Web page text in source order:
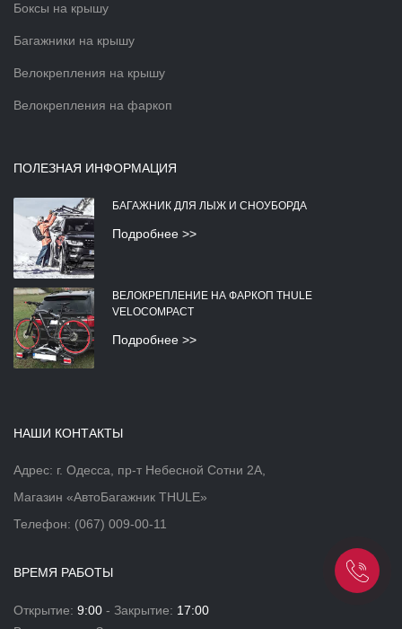
Боксы на крышу
Багажники на крышу
Велокрепления на крышу
Велокрепления на фаркоп
ПОЛЕЗНАЯ ИНФОРМАЦИЯ
БАГАЖНИК ДЛЯ ЛЫЖ И СНОУБОРДА
Подробнее >>
ВЕЛОКРЕПЛЕНИЕ НА ФАРКОП THULE
VELOCOMPACT
Подробнее >>
НАШИ КОНТАКТЫ
Адрес: г. Одесса, пр-т Небесной Сотни 2А,
Магазин «АвтоБагажник THULE»
Телефон: (067) 009-00-11
ВРЕМЯ РАБОТЫ
Открытие: 9:00 - Закрытие: 17:00